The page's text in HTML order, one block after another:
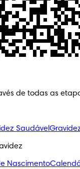
de todas as
Saudável
Nascimento